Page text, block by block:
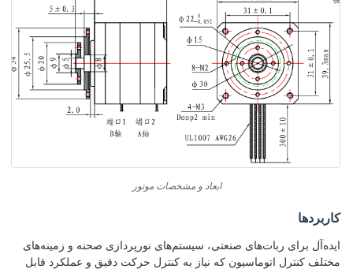
ابعاد و مشخصات موتور
کاربردها
ایده‌آل برای ربات‌های صنعتی، سیستم‌های نورپردازی صحنه و زمینه‌های
مختلف کنترل اتوماسیون که نیاز به کنترل حرکت دقیق و عملکرد قابل